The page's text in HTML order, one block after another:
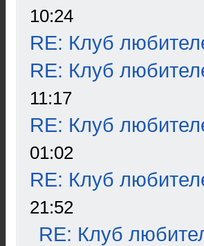
10:24
RE: Клуб
RE: Клуб
11:17
RE: Клуб
01:02
RE: Клуб
21:52
RE: Клуб